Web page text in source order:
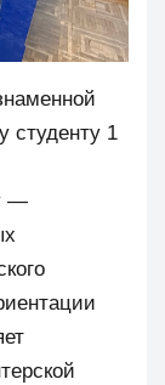
студенту 1
—